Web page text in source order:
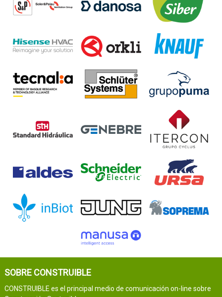
SOBRE CONSTRUIBLE
CONSTRUIBLE es el principal medio de comunicación on-line sobre